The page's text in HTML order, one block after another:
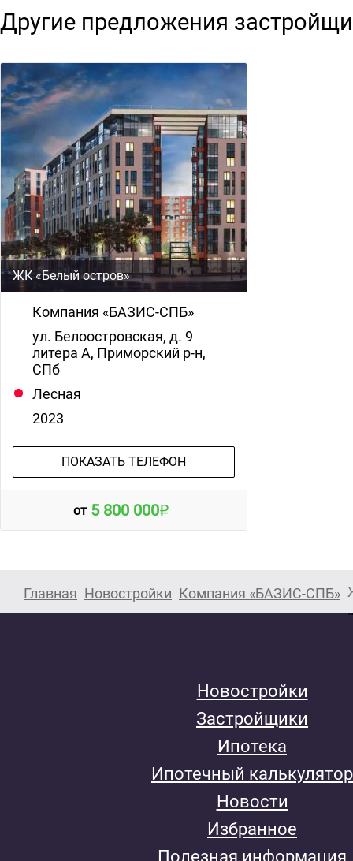
Другие предложения
ЖК «Белый остров»
Компания «БАЗИС-СПБ»
ул. Белоостровская, д. 9
литера А, Приморский р-н,
СПб
Лесная
2023
ПОКАЗАТЬ ТЕЛЕФОН
от 5 800 000
Главная Новостройки Компания «БАЗИС-СПБ»
Новостройки
Застройщики
Ипотека
Ипотечный калькулятор
Новости
Избранное
Полезная информация